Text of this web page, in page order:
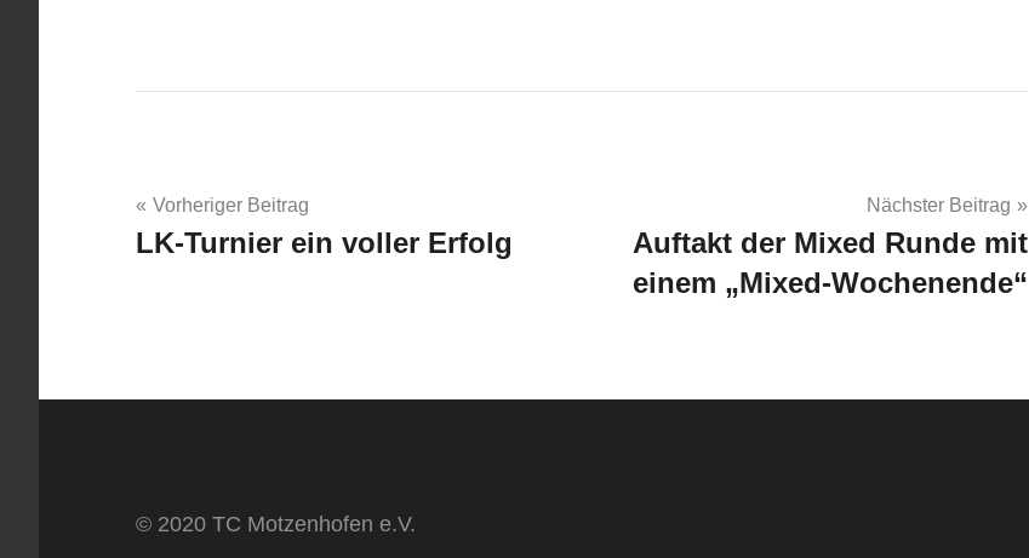
Beitragsnavigation
Vorheriger Beitrag
LK-Turnier ein voller Erfolg
Nächster Beitrag
Auftakt der Mixed Runde mit
einem „Mixed-Wochenende“
© 2020 TC Motzenhofen e.V.